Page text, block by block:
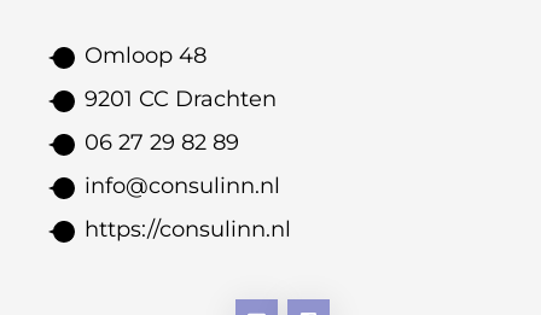
Omloop 48
9201 CC Drachten
06 27 29 82 89
info@consulinn.nl
https://consulinn.nl